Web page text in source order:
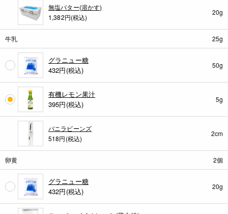
無塩バター(溶かす)
1,382円(税込)
20g
牛乳 25g
グラニュー糖
432円(税込)
50g
有機レモン果汁
395円(税込)
5g
バニラビーンズ
518円(税込)
2cm
卵黄 2個
グラニュー糖
432円(税込)
20g